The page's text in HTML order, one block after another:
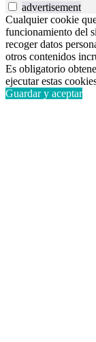
advertisement
Cualquier cookie
funcionamiento del
recoger datos
otros contenidos
Es obligatorio
ejecutar estas
Guardar y aceptar